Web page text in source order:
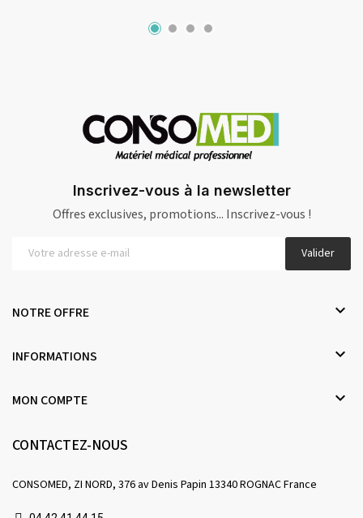
Inscrivez-vous à la newsletter
Offres exclusives, promotions... Inscrivez-vous !
Valider
NOTRE OFFRE 
INFORMATIONS 
MON COMPTE 
CONTACTEZ-NOUS
CONSOMED, ZI NORD, 376 av Denis Papin 13340 ROGNAC France